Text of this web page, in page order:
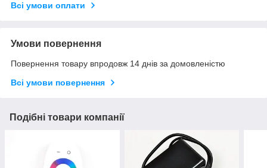
Всі умови оплати
Умови повернення
Повернення товару впродовж 14 днів за домовленістю
Всі умови повернення
Подібні товари компанії